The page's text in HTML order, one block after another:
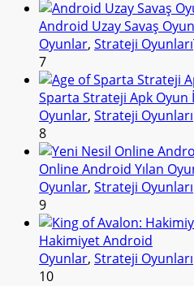
Android Uzay Savaş
Oyunlar, Strateji Oyunları
7
Sparta Strateji Apk Oyun
Oyunlar, Strateji Oyunları
8
Online Android Yılan
Oyunlar, Strateji Oyunları
9
Hakimiyet Android
Oyunlar, Strateji Oyunları
10